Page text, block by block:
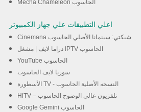
Mecha Chameleon الحاسوب
اعلي التطبيقات علي جهاز الكمبيوتر
Cinemana شبكتي: سينمانا الأصلي الحاسوب
دراما لايف | مشغل IPTV الحاسوب
YouTube الحاسوب
سوريا لايف الحاسوب
الأسطورة TV - النسخه الأصلية الحاسوب
HiTV – تلفزيون عالي الوضوح الحاسوب
Google Gemini الحاسوب